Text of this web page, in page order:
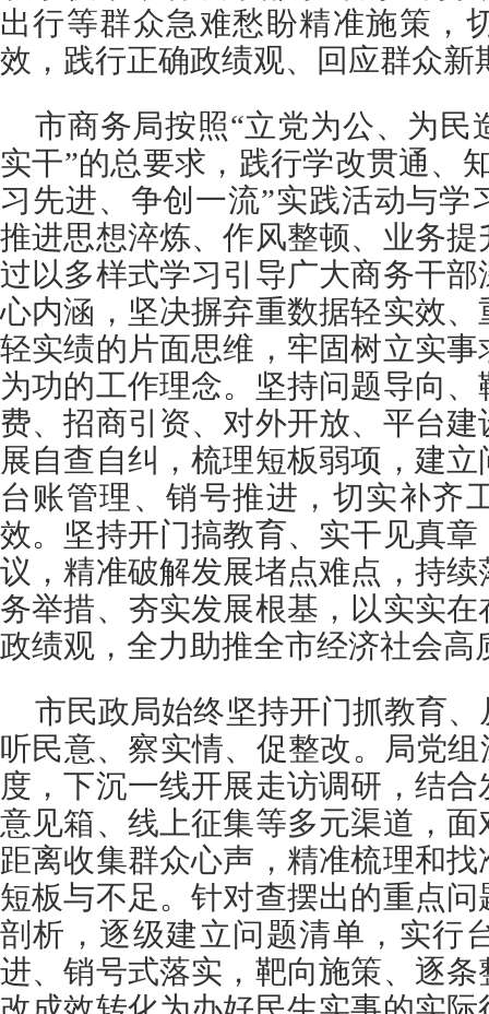
出行等群众急难愁盼精准施策，
效，践行正确政绩观、回应群众新
市商务局按照“立党为公、为民
实干”的总要求，践行学改贯通、
习先进、争创一流”实践活动与学
推进思想淬炼、作风整顿、业务
过以多样式学习引导广大商务干
心内涵，坚决摒弃重数据轻实效
轻实绩的片面思维，牢固树立实
为功的工作理念。坚持问题导向
费、招商引资、对外开放、平台
展自查自纠，梳理短板弱项，建
台账管理、销号推进，切实补齐
效。坚持开门搞教育、实干见真
议，精准破解发展堵点难点，持
务举措、夯实发展根基，以实实
政绩观，全力助推全市经济社会高
市民政局始终坚持开门抓教育
听民意、察实情、促整改。局党
度，下沉一线开展走访调研，结
意见箱、线上征集等多元渠道，
距离收集群众心声，精准梳理和
短板与不足。针对查摆出的重点
剖析，逐级建立问题清单，实行
进、销号式落实，靶向施策、逐